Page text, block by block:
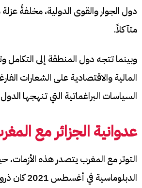
دول الجوار والقوى الدولية، مخلفةً عزلة
متآكلاً.
وبينما تتجه دول المنطقة إلى
المالية والاقتصادية على الشعارات
السياسات البراغماتية التي تنهجها
عدوانية الجزائر مع
التوتر مع المغرب يتصدر هذه
الدبلوماسية